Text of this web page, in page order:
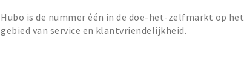
Hubo is de nummer één in de doe-het-zelfmarkt op het
gebied van service en klantvriendelijkheid.